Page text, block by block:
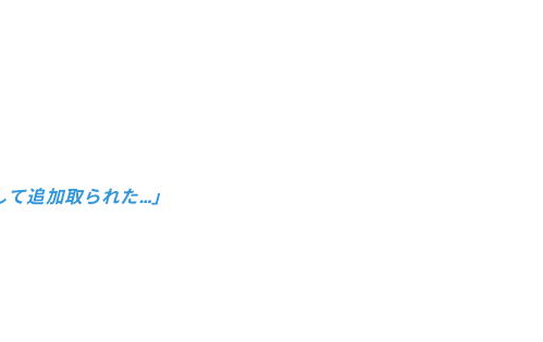
追加取られた…」